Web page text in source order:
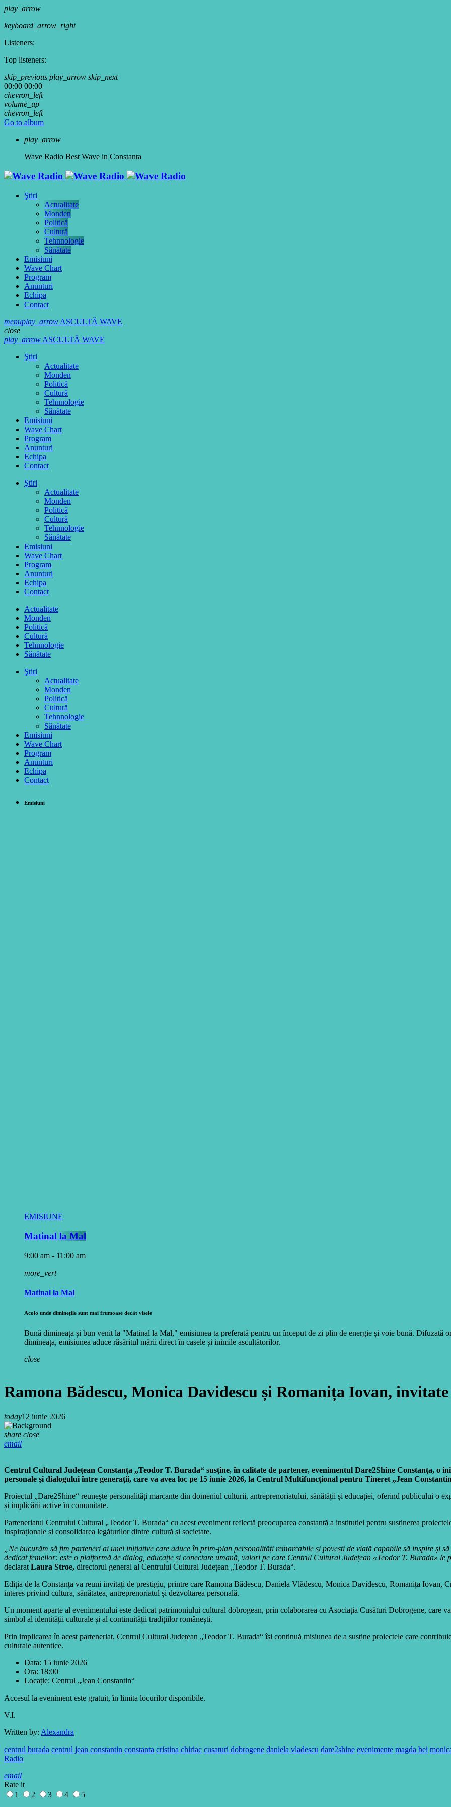
play_arrow
keyboard_arrow_right
Listeners:
Top listeners:
skip_previous play_arrow skip_next
00:00 00:00
chevron_left
volume_up
chevron_left
Go to album
play_arrow
Wave Radio Best Wave in Constanta
Ştiri
Actualitate
Monden
Politică
Cultură
Tehnnologie
Sănătate
Emisiuni
Wave Chart
Program
Anunturi
Echipa
Contact
menuplay_arrowASCULTĂ WAVE
close
play_arrowASCULTĂ WAVE
Ştiri
Actualitate
Monden
Politică
Cultură
Tehnnologie
Sănătate
Emisiuni
Wave Chart
Program
Anunturi
Echipa
Contact
Ştiri
Actualitate
Monden
Politică
Cultură
Tehnnologie
Sănătate
Emisiuni
Wave Chart
Program
Anunturi
Echipa
Contact
Actualitate
Monden
Politică
Cultură
Tehnnologie
Sănătate
Ştiri
Actualitate
Monden
Politică
Cultură
Tehnnologie
Sănătate
Emisiuni
Wave Chart
Program
Anunturi
Echipa
Contact
Emisiuni
EMISIUNE
Matinal la Mal
9:00 am - 11:00 am
more_vert
Matinal la Mal
Acolo unde diminețile sunt mai frumoase decât visele
Bună dimineața și bun venit la "Matinal la Mal," emisiunea ta preferată pentru un început de zi plin de energie și voie bună.
dimineața, emisiunea aduce răsăritul mării direct în casele și inimile ascultătorilor.
close
Ramona Bădescu, Monica Davidescu și Romanița Iovan,
today12 iunie 2026
share close
email
Centrul Cultural Județean Constanța „Teodor T. Burada“ susține, în calitate de partener, evenimentul Dare2Shine Constanța,
personale și dialogului între generații, care va avea loc pe 15 iunie 2026, la Centrul Multifuncțional pentru Tineret „Jean
Proiectul „Dare2Shine“ reunește personalități marcante din domeniul culturii, antreprenoriatului, sănătății și educației, oferind publicului o
și implicării active în comunitate.
Parteneriatul Centrului Cultural „Teodor T. Burada“ cu acest eveniment reflectă preocuparea constantă a instituției pentru susținerea
inspiraționale și consolidarea legăturilor dintre cultură și societate.
„Ne bucurăm să fim parteneri ai unei inițiative care aduce în prim-plan personalități remarcabile și povești de viață capabile să inspire și
dedicat femeilor: este o platformă de dialog, educație și conectare umană, valori pe care Centrul Cultural Județean «Teodor T. Burada»
declarat Laura Stroe, directorul general al Centrului Cultural Județean „Teodor T. Burada“.
Ediția de la Constanța va reuni invitați de prestigiu, printre care Ramona Bădescu, Daniela Vlădescu, Monica Davidescu, Romanița Iovan,
interes privind cultura, sănătatea, antreprenoriatul și dezvoltarea personală.
Un moment aparte al evenimentului este dedicat patrimoniului cultural dobrogean, prin colaborarea cu Asociația Cusături Dobrogene, care
simbol al identității culturale și al continuității tradițiilor românești.
Prin implicarea în acest parteneriat, Centrul Cultural Județean „Teodor T. Burada“ își continuă misiunea de a susține proiectele care
culturale autentice.
Data: 15 iunie 2026
Ora: 18:00
Locație: Centrul „Jean Constantin“
Accesul la eveniment este gratuit, în limita locurilor disponibile.
V.I.
Written by: Alexandra
centrul burada centrul jean constantin constanta cristina chiriac cusaturi dobrogene daniela vladescu dare2shine evenimente magda bei
Radio
email
Rate it
1
2 3 4 5